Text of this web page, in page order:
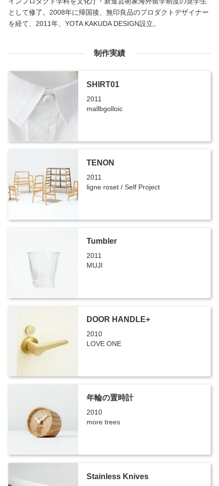
として修了。2008年に帰国後、無印良品のプロダクトデザイナー
を経て、2011年、YOTA KAKUDA DESIGN設立。
制作実績
SHIRT01
2011
mallbgolloic
TENON
2011
ligne roset / Self Project
Tumbler
2011
MUJI
DOOR HANDLE+
2010
LOVE ONE
年輪の置時計
2010
more trees
Stainless Knives